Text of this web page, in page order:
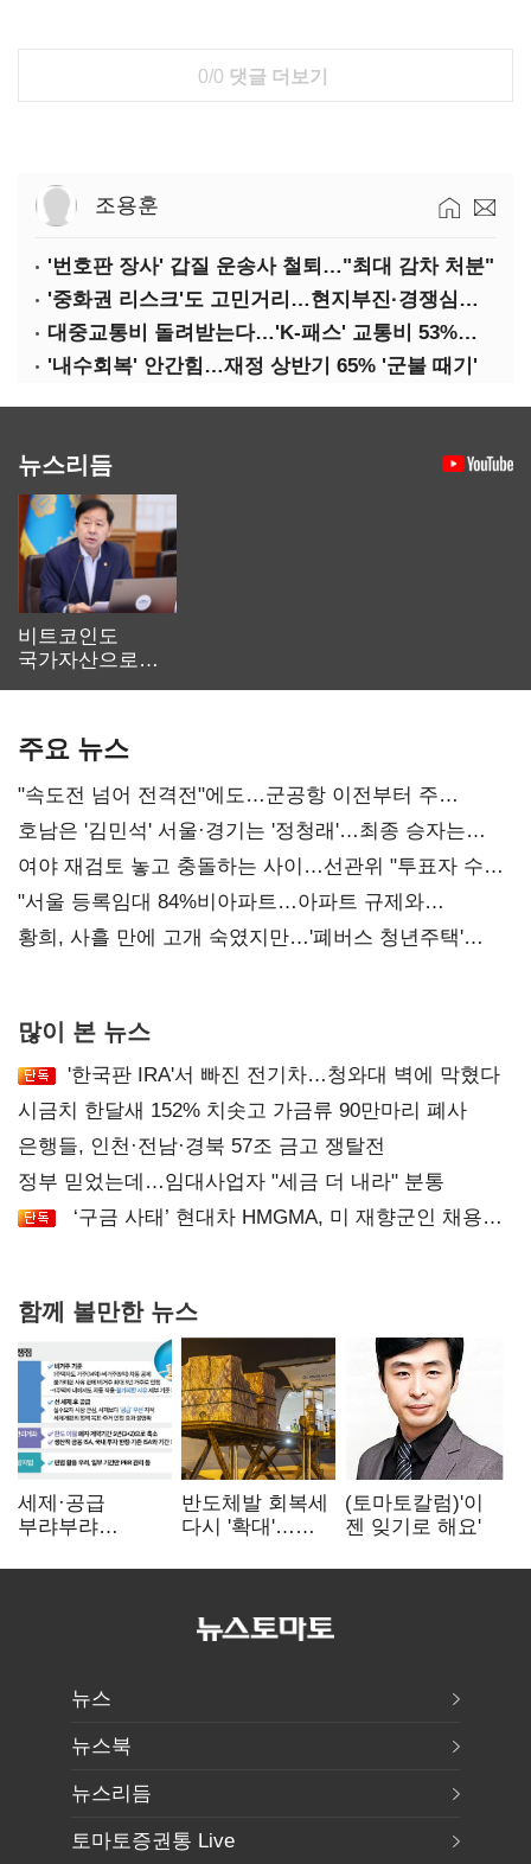
0/0 댓글 더보기
조용훈
'번호판 장사' 갑질 운송사 철퇴…"최대 감차 처분"
'중화권 리스크'도 고민거리…현지부진·경쟁심화·양안냉각
대중교통비 돌려받는다…'K-패스' 교통비 53%까지 환급
'내수회복' 안간힘…재정 상반기 65% '군불 때기'
뉴스리듬
비트코인도
국가자산으로…'
주요 뉴스
"속도전 넘어 전격전"에도…군공항 이전부터 주
52시간까지 '뇌관'
호남은 '김민석' 서울·경기는 '정청래'…최종 승자는
'안갯속'
여야 재검토 놓고 충돌하는 사이…선관위 "투표자 수
오차 당연"
"서울 등록임대 84%비아파트…아파트 규제와
달리해야"
황희, 사흘 만에 고개 숙였지만…'폐버스 청년주택'
많이 본 뉴스
'한국판 IRA'서 빠진 전기차…청와대 벽에 막혔다
시금치 한달새 152% 치솟고 가금류 90만마리 폐사
은행들, 인천·전남·경북 57조 금고 쟁탈전
정부 믿었는데…임대사업자 "세금 더 내라" 분통
‘구금 사태’ 현대차 HMGMA, 미 재향군인 채용
함께 볼만한 뉴스
세제·공급
부랴부랴
김윤덕' 책임론
반도체발 회복세
다시 '확대'…
5.8% 반등
(토마토칼럼)'이
젠 잊기로 해요'
뉴스
뉴스북
뉴스리듬
토마토증권통 Live